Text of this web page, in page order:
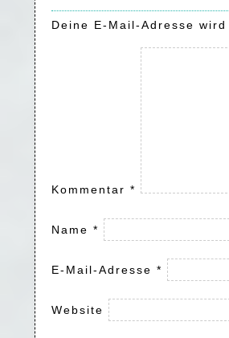
Deine E-Mail-Adresse
Kommentar *
Name *
E-Mail-Adresse *
Website